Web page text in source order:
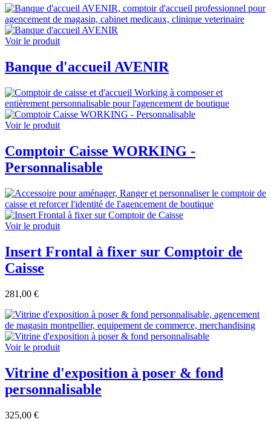
Voir le produit
Banque d'accueil AVENIR
Voir le produit
Comptoir Caisse WORKING -
Personnalisable
Voir le produit
Insert Frontal à fixer sur Comptoir de
Caisse
281,00 €
Voir le produit
Vitrine d'exposition à poser & fond
personnalisable
325,00 €